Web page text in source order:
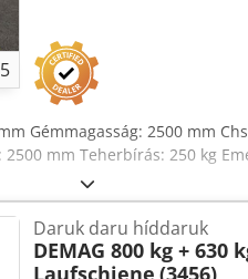
5
Gémmagasság: 2500 mm
mm Teherbírás: 250 kg
Daruk daru híddaruk
DEMAG 800 kg + 630